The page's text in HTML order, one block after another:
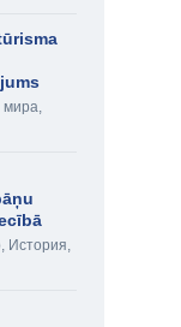
мира,
, История,